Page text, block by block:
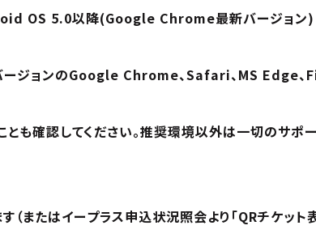
OS 5.0以降(Google Chrome最新バージョン)
ョンのGoogle Chrome、Safari、MS Edge、
も確認してください。推奨環境以外は一切のサポ
またはイープラス申込状況照会より「QRチケット